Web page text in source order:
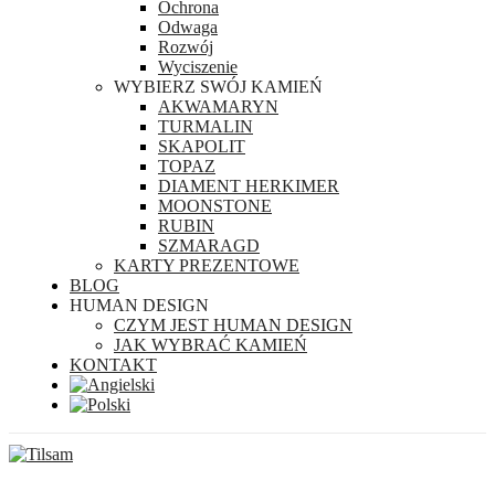
Ochrona
Odwaga
Rozwój
Wyciszenie
WYBIERZ SWÓJ KAMIEŃ
AKWAMARYN
TURMALIN
SKAPOLIT
TOPAZ
DIAMENT HERKIMER
MOONSTONE
RUBIN
SZMARAGD
KARTY PREZENTOWE
BLOG
HUMAN DESIGN
CZYM JEST HUMAN DESIGN
JAK WYBRAĆ KAMIEŃ
KONTAKT